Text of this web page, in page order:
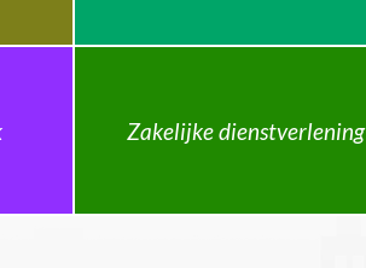
Zakelijke dienstverlening